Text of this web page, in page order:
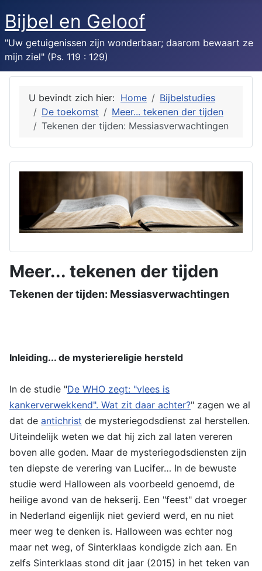
Bijbel en Geloof
"Uw getuigenissen zijn wonderbaar; daarom bewaart ze
mijn ziel" (Ps. 119 : 129)
U bevindt zich hier: Home
Bijbelstudies
De toekomst
Meer... tekenen der tijden
Tekenen der tijden: Messiasverwachtingen
Meer... tekenen der tijden
Tekenen der tijden: Messiasverwachtingen
Inleiding... de mysteriereligie hersteld
In de studie "De WHO zegt: "vlees is
kankerverwekkend". Wat zit daar achter?" zagen we al
dat de antichrist de mysteriegodsdienst zal herstellen.
Uiteindelijk weten we dat hij zich zal laten vereren
boven alle goden. Maar de mysteriegodsdiensten zijn
ten diepste de verering van Lucifer… In de bewuste
studie werd Halloween als voorbeeld genoemd, de
heilige avond van de hekserij. Een "feest" dat vroeger
in Nederland eigenlijk niet gevierd werd, en nu niet
meer weg te denken is. Halloween was echter nog
maar net weg, of Sinterklaas kondigde zich aan. En
zelfs Sinterklaas stond dit jaar (2015) in het teken van